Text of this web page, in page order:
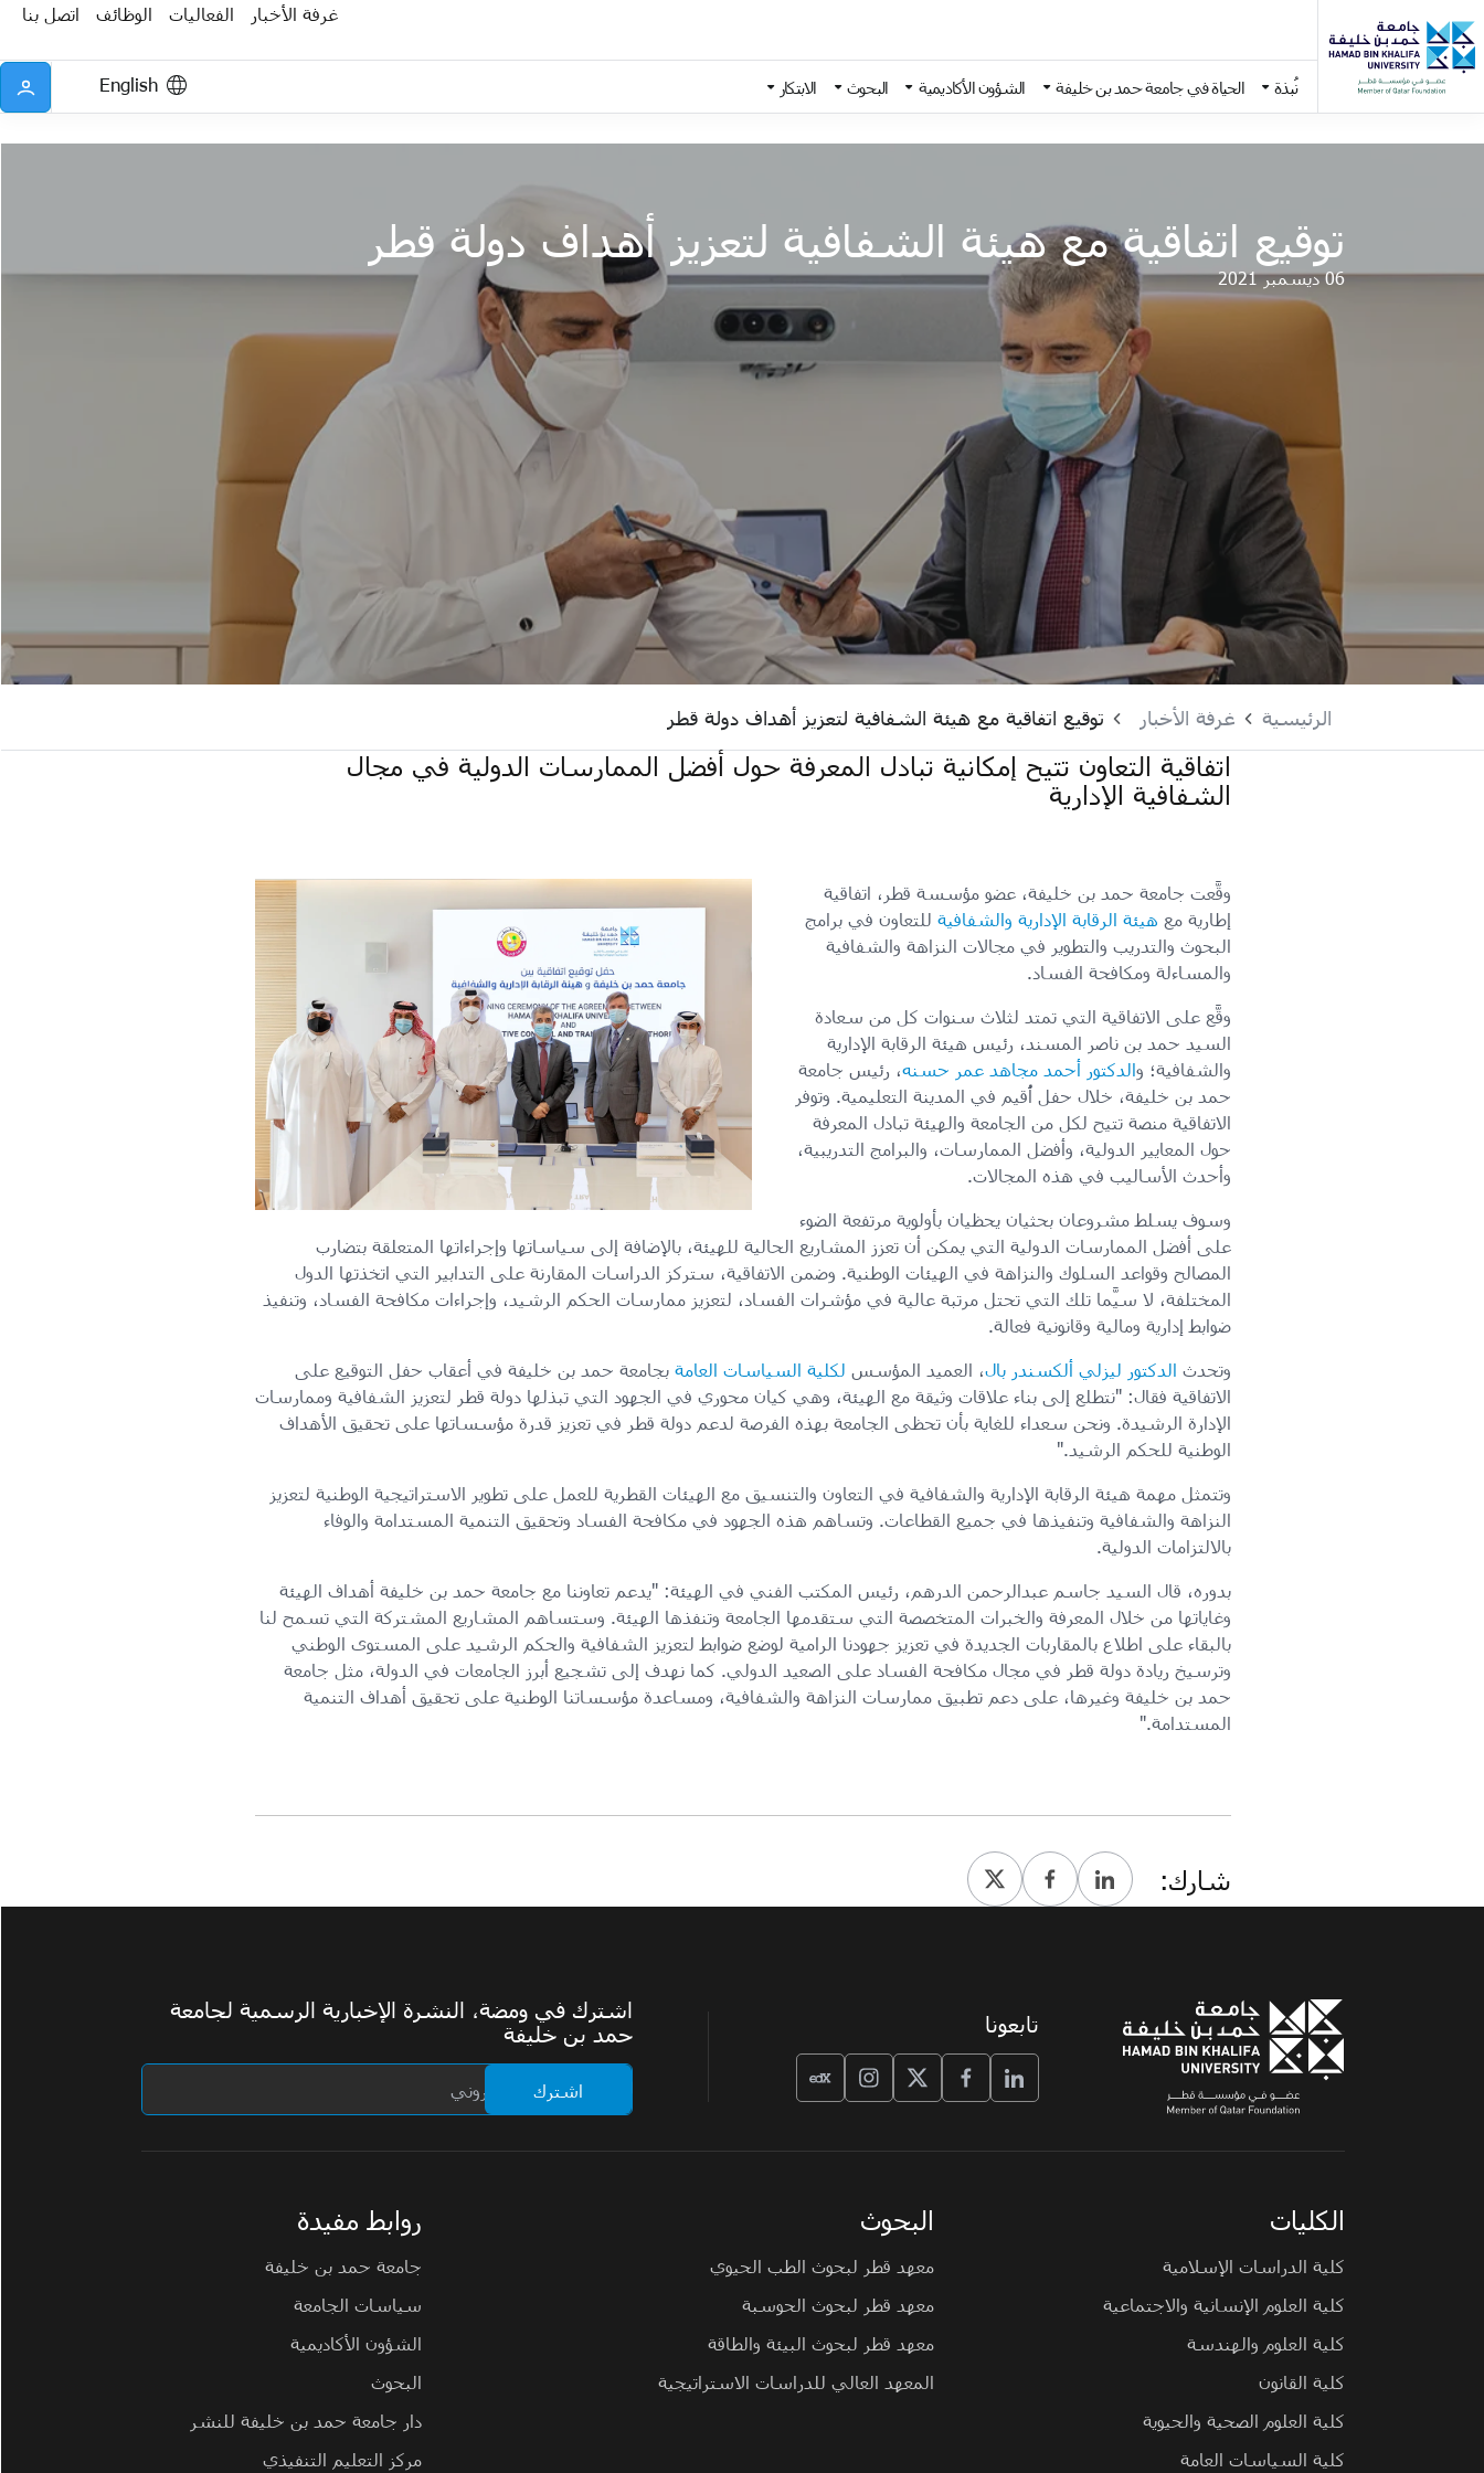
غرفة الأخبار الفعاليات الوظائف اتصل بنا
نُبذة الحياة في جامعة حمد بن خليفة الشؤون الأكاديمية البحوث الابتكار English
توقيع اتفاقية مع هيئة الشفافية لتعزيز أهداف دولة قطر
06 ديسمبر 2021
الرئيسية غرفة الأخبار توقيع اتفاقية مع هيئة الشفافية لتعزيز أهداف دولة قطر
اتفاقية التعاون تتيح إمكانية تبادل المعرفة حول أفضل الممارسات الدولية في مجال
الشفافية الإدارية
وقَّعت جامعة حمد بن خليفة، عضو مؤسسة قطر، اتفاقية
إطارية مع هيئة الرقابة الإدارية والشفافية للتعاون في برامج
البحوث والتدريب والتطوير في مجالات النزاهة والشفافية
والمساءلة ومكافحة الفساد.
وقَّع على الاتفاقية التي تمتد لثلاث سنوات كل من سعادة
السيد حمد بن ناصر المسند، رئيس هيئة الرقابة الإدارية
والشفافية؛ والدكتور أحمد مجاهد عمر حسنه، رئيس جامعة
حمد بن خليفة، خلال حفل أُقيم في المدينة التعليمية. وتوفر
الاتفاقية منصة تتيح لكل من الجامعة والهيئة تبادل المعرفة
حول المعايير الدولية، وأفضل الممارسات، والبرامج التدريبية،
وأحدث الأساليب في هذه المجالات.
وسوف يسلط مشروعان بحثيان يحظيان بأولوية مرتفعة الضوء
على أفضل الممارسات الدولية التي يمكن أن تعزز المشاريع الحالية للهيئة، بالإضافة إلى سياساتها وإجراءاتها المتعلقة بتضارب
المصالح وقواعد السلوك والنزاهة في الهيئات الوطنية. وضمن الاتفاقية، ستركز الدراسات المقارنة على التدابير التي اتخذتها الدول
المختلفة، لا سيَّما تلك التي تحتل مرتبة عالية في مؤشرات الفساد، لتعزيز ممارسات الحكم الرشيد، وإجراءات مكافحة الفساد، وتنفيذ
ضوابط إدارية ومالية وقانونية فعالة.
وتحدث الدكتور ليزلي ألكسندر بال، العميد المؤسس لكلية السياسات العامة بجامعة حمد بن خليفة في أعقاب حفل التوقيع على
الاتفاقية فقال: "نتطلع إلى بناء علاقات وثيقة مع الهيئة، وهي كيان محوري في الجهود التي تبذلها دولة قطر لتعزيز الشفافية وممارسات
الإدارة الرشيدة. ونحن سعداء للغاية بأن تحظى الجامعة بهذه الفرصة لدعم دولة قطر في تعزيز قدرة مؤسساتها على تحقيق الأهداف
الوطنية للحكم الرشيد."
وتتمثل مهمة هيئة الرقابة الإدارية والشفافية في التعاون والتنسيق مع الهيئات القطرية للعمل على تطوير الاستراتيجية الوطنية لتعزيز
النزاهة والشفافية وتنفيذها في جميع القطاعات. وتساهم هذه الجهود في مكافحة الفساد وتحقيق التنمية المستدامة والوفاء
بالالتزامات الدولية.
بدوره، قال السيد جاسم عبدالرحمن الدرهم، رئيس المكتب الفني في الهيئة: "يدعم تعاوننا مع جامعة حمد بن خليفة أهداف الهيئة
وغاياتها من خلال المعرفة والخبرات المتخصصة التي ستقدمها الجامعة وتنفذها الهيئة. وستساهم المشاريع المشتركة التي تسمح لنا
بالبقاء على اطلاع بالمقاربات الجديدة في تعزيز جهودنا الرامية لوضع ضوابط لتعزيز الشفافية والحكم الرشيد على المستوى الوطني
وترسيخ ريادة دولة قطر في مجال مكافحة الفساد على الصعيد الدولي. كما نهدف إلى تشجيع أبرز الجامعات في الدولة، مثل جامعة
حمد بن خليفة وغيرها، على دعم تطبيق ممارسات النزاهة والشفافية، ومساعدة مؤسساتنا الوطنية على تحقيق أهداف التنمية
المستدامة."
شارك:
تابعونا
اشترك في ومضة، النشرة الإخبارية الرسمية لجامعة
حمد بن خليفة
الكليات
كلية الدراسات الإسلامية
كلية العلوم الإنسانية والاجتماعية
كلية العلوم والهندسة
كلية القانون
كلية العلوم الصحية والحيوية
كلية السياسات العامة
البحوث
معهد قطر لبحوث الطب الحيوي
معهد قطر لبحوث الحوسبة
معهد قطر لبحوث البيئة والطاقة
المعهد العالي للدراسات الاستراتيجية
روابط مفيدة
جامعة حمد بن خليفة
سياسات الجامعة
الشؤون الأكاديمية
البحوث
دار جامعة حمد بن خليفة للنشر
مركز التعليم التنفيذي